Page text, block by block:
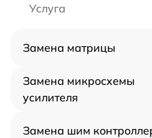
Услуга
Замена матрицы
Замена микросхемы
усилителя
Замена шим